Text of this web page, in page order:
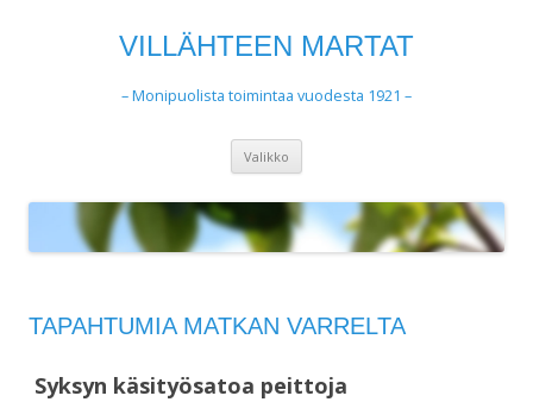
VILLÄHTEEN MARTAT
– Monipuolista toimintaa vuodesta 1921 –
Valikko
TAPAHTUMIA MATKAN VARRELTA
Syksyn käsityösatoa peittoja